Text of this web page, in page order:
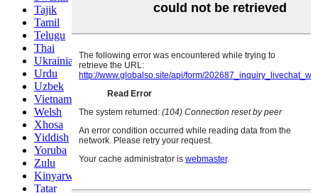
Tajik
Tamil
Telugu
Thai
Ukrainian
Urdu
Uzbek
Vietnamese
Welsh
Xhosa
Yiddish
Yoruba
Zulu
Kinyarwanda
Tatar